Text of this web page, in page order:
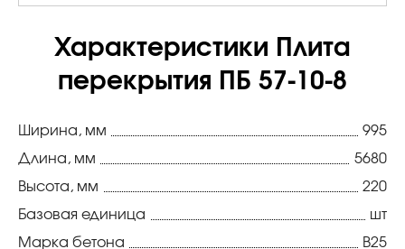
Характеристики Плита
перекрытия ПБ 57-10-8
Ширина, мм
995
Длина, мм
5680
Высота, мм
220
Базовая единица
шт
Марка бетона
В25